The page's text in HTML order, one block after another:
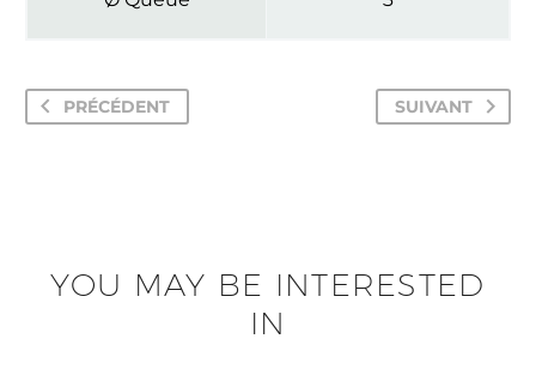
PRÉCÉDENT SUIVANT
YOU MAY BE INTERESTED
IN